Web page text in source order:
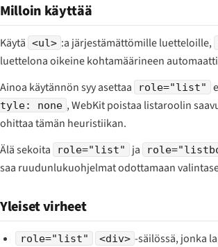
Milloin käyttää
Käytä <ul> :a järjestämättömille luetteloille,
luettelona oikeine kohtamäärineen
Ainoa käytännön syy asettaa
role="list"
tyle: none , WebKit poistaa listaroolin
ohittaa tämän heuristiikan.
Älä sekoita
role="list" ja
saa ruudunlukuohjelmat odottamaan
Yleiset virheet
role="list" <div> -säilössä, jonka